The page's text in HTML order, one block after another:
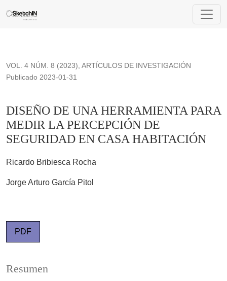
DISEÑO DE UNA HERRAMIENTA PARA MEDIR LA
VOL. 4 NÚM. 8 (2023), ARTÍCULOS DE INVESTIGACIÓN
DISEÑO DE UNA HERRAMIENTA PARA
MEDIR LA PERCEPCIÓN DE
SEGURIDAD EN CASA HABITACIÓN
Publicado 2023-01-31
Ricardo Bribiesca Rocha
Jorge Arturo García Pitol
PDF
Resumen